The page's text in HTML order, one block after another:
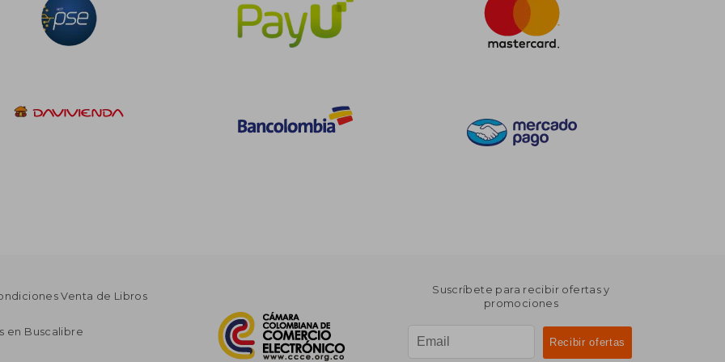
Venta de Libros
en Buscalibre
Suscríbete para recibir ofertas y
promociones